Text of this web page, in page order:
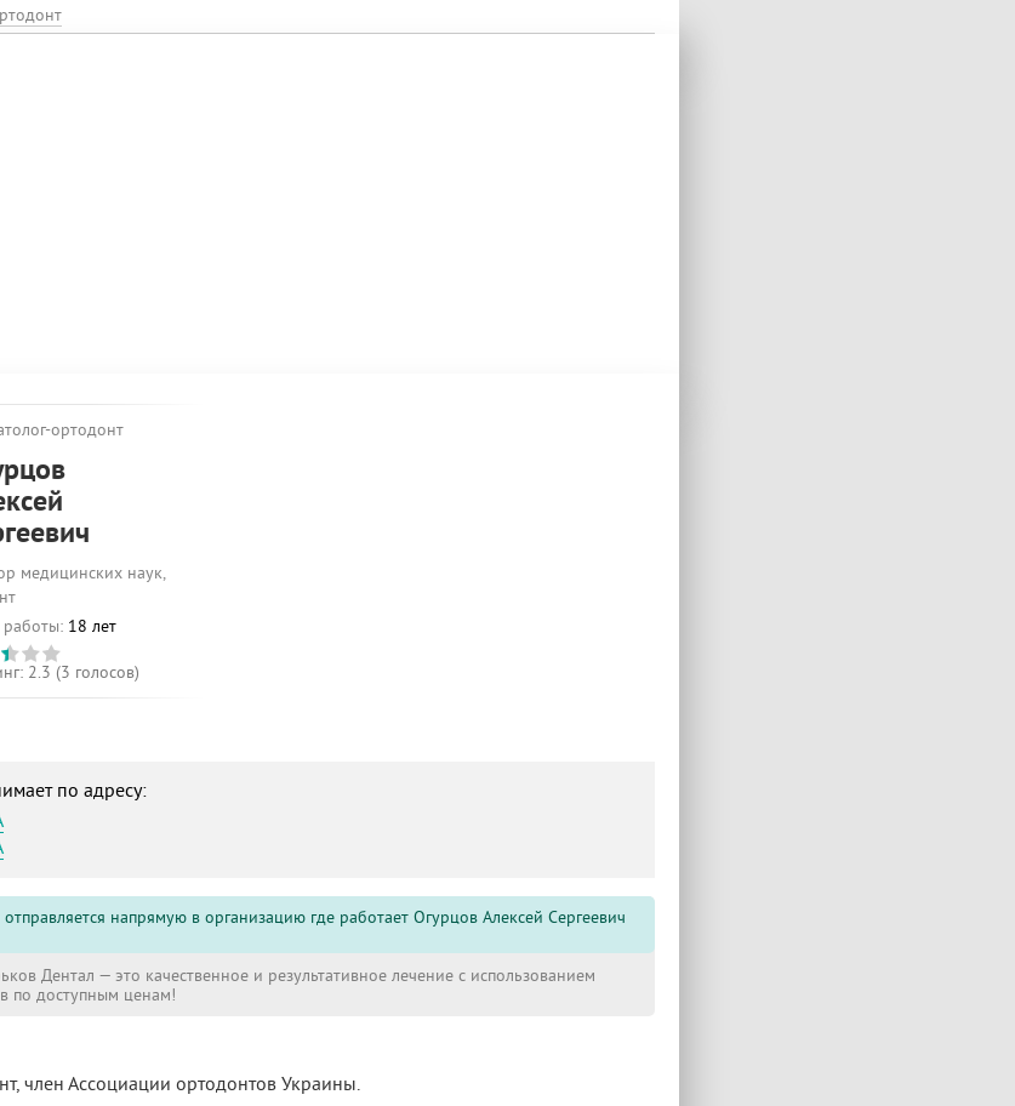
ортодонт
медицинских наук,
18 лет
2.3 (3 голосов)
по адресу:
напрямую в организацию где работает Огурцов Алексей Сергеевич
Дентал — это качественное и результативное лечение с использованием
по доступным ценам!
член Ассоциации ортодонтов Украины.